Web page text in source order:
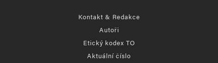
Kontakt & Redakce
Autoři
Etický kodex TO
Aktuální číslo